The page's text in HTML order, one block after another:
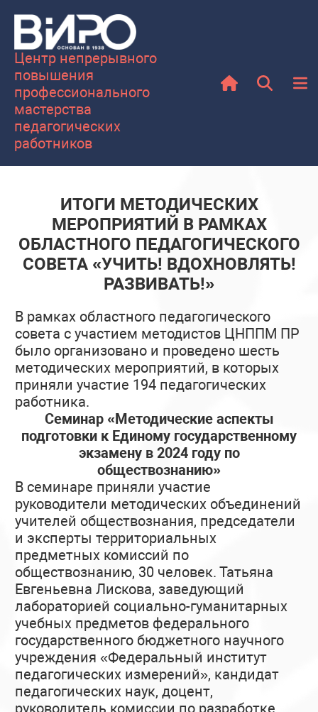
Центр непрерывного
повышения
профессионального
мастерства
педагогических
работников
ИТОГИ МЕТОДИЧЕСКИХ
МЕРОПРИЯТИЙ В РАМКАХ
ОБЛАСТНОГО ПЕДАГОГИЧЕСКОГО
СОВЕТА «УЧИТЬ! ВДОХНОВЛЯТЬ!
РАЗВИВАТЬ!»
В рамках областного педагогического
совета с участием методистов ЦНППМ ПР
было организовано и проведено шесть
методических мероприятий, в которых
приняли участие 194 педагогических
работника.
Семинар «Методические аспекты
подготовки к Единому государственному
экзамену в 2024 году по
обществознанию»
В семинаре приняли участие
руководители методических объединений
учителей обществознания, председатели
и эксперты территориальных
предметных комиссий по
обществознанию, 30 человек. Татьяна
Евгеньевна Лискова, заведующий
лабораторией социально-гуманитарных
учебных предметов федерального
государственного бюджетного научного
учреждения «Федеральный институт
педагогических измерений», кандидат
педагогических наук, доцент,
руководитель комиссии по разработке